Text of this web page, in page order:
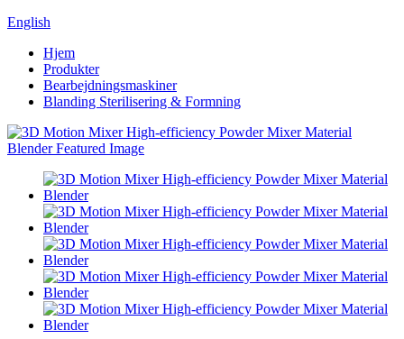
English
Hjem
Produkter
Bearbejdningsmaskiner
Blanding Sterilisering & Formning